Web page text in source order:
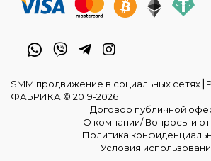
SMM продвижение в социальных
ФАБРИКА © 2019-2026
Договор публичной
О компании/ Вопросы и
Политика
Условия